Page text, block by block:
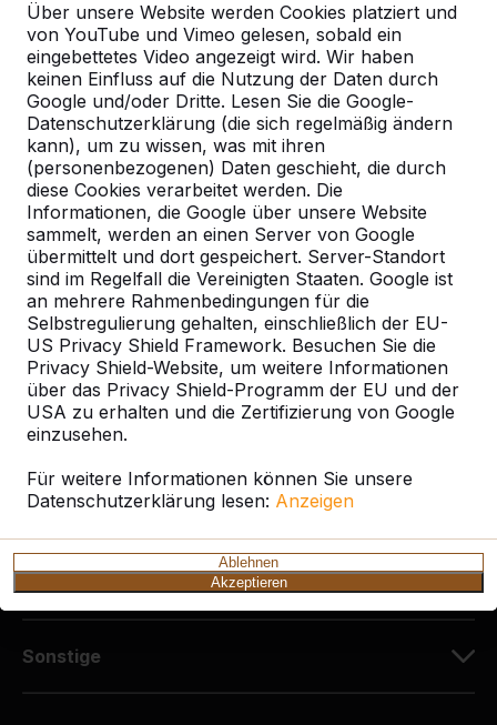
Über unsere Website werden Cookies platziert und
von YouTube und Vimeo gelesen, sobald ein
eingebettetes Video angezeigt wird. Wir haben
keinen Einfluss auf die Nutzung der Daten durch
Google und/oder Dritte. Lesen Sie die Google-
Datenschutzerklärung (die sich regelmäßig ändern
kann), um zu wissen, was mit ihren
(personenbezogenen) Daten geschieht, die durch
diese Cookies verarbeitet werden. Die
Informationen, die Google über unsere Website
sammelt, werden an einen Server von Google
übermittelt und dort gespeichert. Server-Standort
sind im Regelfall die Vereinigten Staaten. Google ist
an mehrere Rahmenbedingungen für die
Selbstregulierung gehalten, einschließlich der EU-
US Privacy Shield Framework. Besuchen Sie die
Privacy Shield-Website, um weitere Informationen
über das Privacy Shield-Programm der EU und der
USA zu erhalten und die Zertifizierung von Google
einzusehen.
Für weitere Informationen können Sie unsere
Datenschutzerklärung lesen: Anzeigen
Ablehnen
Akzeptieren
Kontakt
HeBlad Deutschland
Diekerstraße 97
42781 Haan
Deutschland
+49 212 934 77 25
info@HeBlad.de
Kundenservice
Sonstige